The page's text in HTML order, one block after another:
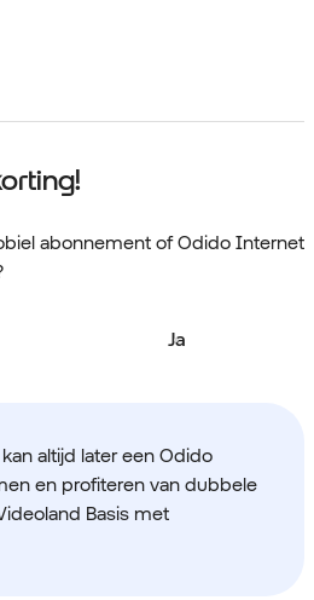
abonnement of Odido Internet
Ja
altijd later een Odido
en profiteren van dubbele
Basis met